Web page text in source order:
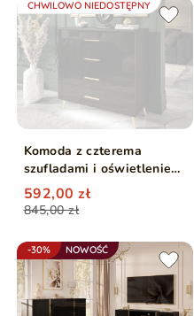
CHWILOWO NIEDOSTĘPNY
Komoda z czterema
szufladami i oświetleniem
LED na złotych nóżkach
Nuveo Czarny połysk
845,00 zł
592,00 zł
-30% NOWOŚĆ